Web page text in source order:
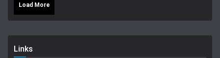
Load More
Links